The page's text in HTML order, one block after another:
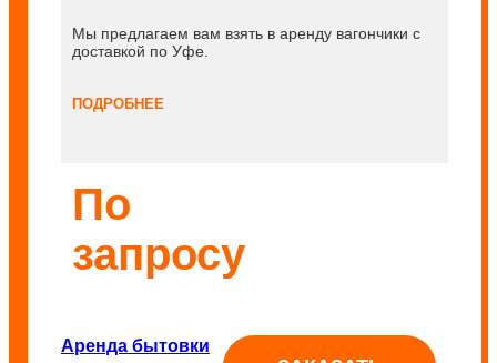
Мы предлагаем вам взять в аренду вагончики с
доставкой по Уфе.
ПОДРОБНЕЕ
По
запросу
Аренда бытовки